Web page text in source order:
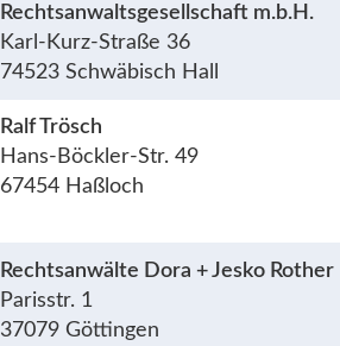
Rechtsanwaltsgesellschaft m.b.H.
Karl-Kurz-Straße 36
74523 Schwäbisch Hall
Ralf Trösch
Hans-Böckler-Str. 49
67454 Haßloch
Rechtsanwälte Dora + Jesko Rother
Parisstr. 1
37079 Göttingen